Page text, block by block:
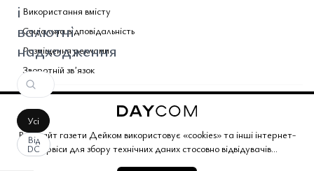
Веб-сайт газети Дейком використовує «cookies» та інші інтернет-
сервіси для збору технічних даних стосовно відвідувачів...
і
валютні
надходження
Усі
Від
DC
Використання вмісту
Соціальна відповідальність
Розміщення реклами
Зворотній звʼязок
Поєднані теми газети
Copyright © 2026 Газета Дейком . Всі права захищено.
Корпоративний розділГазета ДейкомУгоди та партнерство
Політика конфіденційностіРедакційна політика